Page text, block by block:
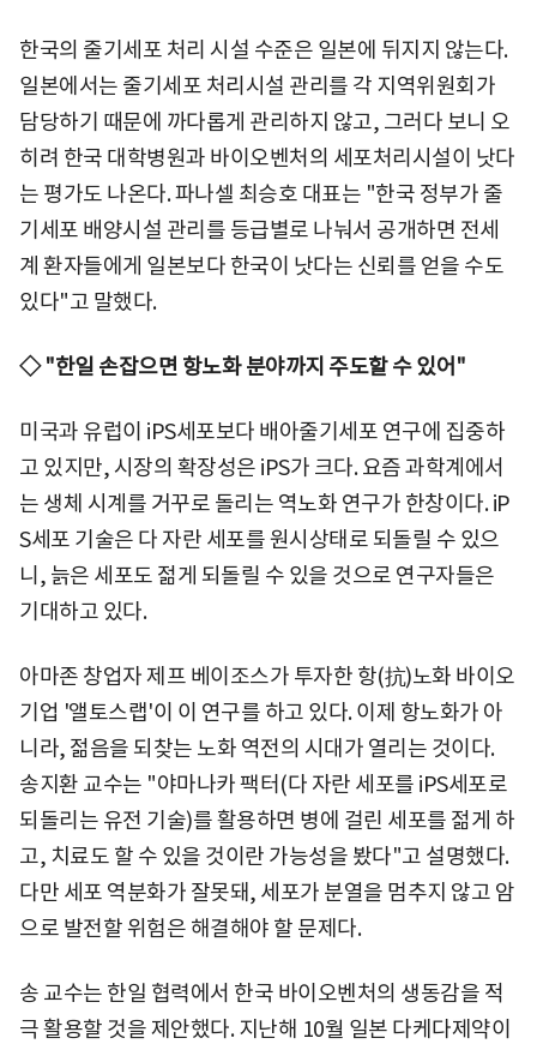
한국의 줄기세포 처리 시설 수준은 일본에 뒤지지 않는다.
일본에서는 줄기세포 처리시설 관리를 각 지역위원회가
담당하기 때문에 까다롭게 관리하지 않고, 그러다 보니 오
히려 한국 대학병원과 바이오벤처의 세포처리시설이 낫다
는 평가도 나온다. 파나셀 최승호 대표는 "한국 정부가 줄
기세포 배양시설 관리를 등급별로 나눠서 공개하면 전세
계 환자들에게 일본보다 한국이 낫다는 신뢰를 얻을 수도
있다"고 말했다.
◇ "한일 손잡으면 항노화 분야까지 주도할 수 있어"
미국과 유럽이 iPS세포보다 배아줄기세포 연구에 집중하
고 있지만, 시장의 확장성은 iPS가 크다. 요즘 과학계에서
는 생체 시계를 거꾸로 돌리는 역노화 연구가 한창이다. iP
S세포 기술은 다 자란 세포를 원시상태로 되돌릴 수 있으
니, 늙은 세포도 젊게 되돌릴 수 있을 것으로 연구자들은
기대하고 있다.
아마존 창업자 제프 베이조스가 투자한 항(抗)노화 바이오
기업 '앨토스랩'이 이 연구를 하고 있다. 이제 항노화가 아
니라, 젊음을 되찾는 노화 역전의 시대가 열리는 것이다.
송지환 교수는 "야마나카 팩터(다 자란 세포를 iPS세포로
되돌리는 유전 기술)를 활용하면 병에 걸린 세포를 젊게 하
고, 치료도 할 수 있을 것이란 가능성을 봤다"고 설명했다.
다만 세포 역분화가 잘못돼, 세포가 분열을 멈추지 않고 암
으로 발전할 위험은 해결해야 할 문제다.
송 교수는 한일 협력에서 한국 바이오벤처의 생동감을 적
극 활용할 것을 제안했다. 지난해 10월 일본 다케다제약이